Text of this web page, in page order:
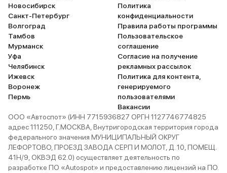
данного авто, между прочим
немецкой сборки. Поэтому когда
я смотрю обзоры купленных
смешно.
Новосибирск
Санкт-Петербург
Волгоград
Тамбов
Мурманск
Уфа
Челябинск
Ижевск
Воронеж
Пермь
Политика
конфиденциальности
Правила работы программы
Пользовательское
соглашение
Согласие на получение
рекламных рассылок
Политика для контента,
генерируемого
пользователями
Вакансии
ООО «Автоспот» (ИНН 7715936827 ОРГН 1127746774825
адрес 111250, Г.МОСКВА, Внутригородская территория города
федерального значения МУНИЦИПАЛЬНЫЙ ОКРУГ
ЛЕФОРТОВО, ПРОЕЗД ЗАВОДА СЕРП И МОЛОТ, Д. 10, ПОМЕЩ.
41Н/9, ОКВЭД 62.0) осуществляет деятельность по
разработке ПО «Autospot» и предоставлению лицензий на ПО.